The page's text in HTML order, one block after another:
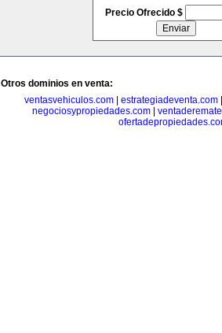
Precio Ofrecido $
Otros dominios en venta:
ventasvehiculos.com
estrategiadeventa.com
negociosypropiedades.com